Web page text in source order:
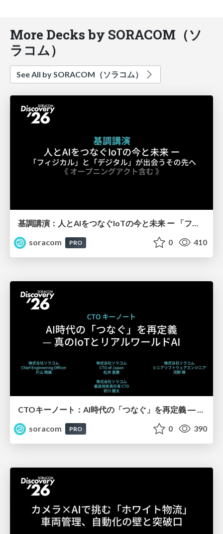
More Decks by SORACOM（ソ
ラコム）
See All by SORACOM（ソラコム）
基調講演：人とAIをつなぐIoTの今と未来 ー 「フィジカル」と「デジタル」が出会うその先へ【SORACOM Discovery 2026】
soracom
PRO 0 410
soracom
PRO 0 390